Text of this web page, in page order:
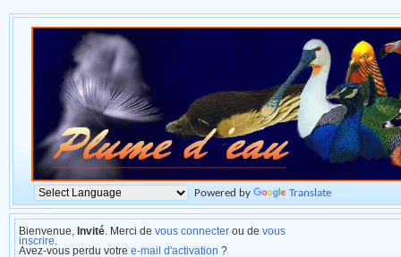
Powered by Translate
Bienvenue, Invité . Merci de vous connecter ou de vous
inscrire
Avez-vous perdu votre e-mail d'activation ?